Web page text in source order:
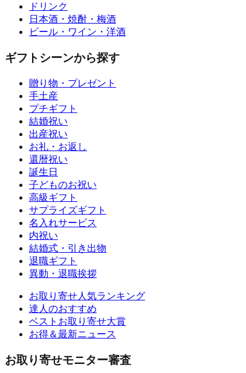
ドリンク
日本酒・焼酎・梅酒
ビール・ワイン・洋酒
ギフトシーンから探す
贈り物・プレゼント
手土産
プチギフト
結婚祝い
出産祝い
お礼・お返し
還暦祝い
誕生日
子どものお祝い
高級ギフト
サプライズギフト
名入れサービス
内祝い
結婚式・引き出物
退職ギフト
異動・退職挨拶
お取り寄せ人気ランキング
達人のおすすめ
ベストお取り寄せ大賞
お得＆最新ニュース
お取り寄せモニター審査